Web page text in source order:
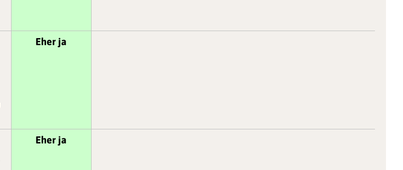
Eher ja
Eher ja